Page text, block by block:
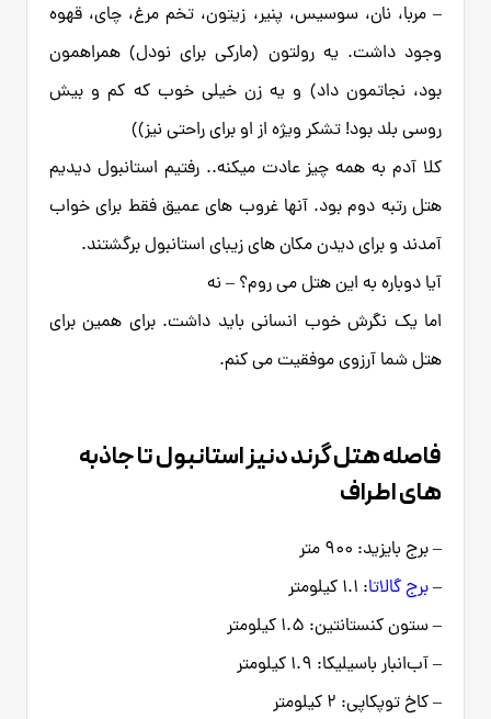
– مربا، نان، سوسیس، پنیر، زیتون، تخم مرغ، چای، قهوه
وجود داشت. یه رولتون (مارکی برای نودل) همراهمون
بود، نجاتمون داد) و یه زن خیلی خوب که کم و بیش
روسی بلد بود! تشکر ویژه از او برای راحتی نیز))
کلا آدم به همه چیز عادت میکنه.. رفتیم استانبول دیدیم
هتل رتبه دوم بود. آنها غروب های عمیق فقط برای خواب
آمدند و برای دیدن مکان های زیبای استانبول برگشتند.
آیا دوباره به این هتل می روم؟ – نه
اما یک نگرش خوب انسانی باید داشت. برای همین برای
هتل شما آرزوی موفقیت می کنم.
فاصله هتل گرند دنیز استانبول تا جاذبه
های اطراف
– برج بایزید: ۹۰۰ متر
–برج گالاتا: ۱.۱ کیلومتر
– ستون کنستانتین: ۱.۵ کیلومتر
– آب‌انبار باسیلیکا: ۱.۹ کیلومتر
– کاخ توپکاپی: ۲ کیلومتر